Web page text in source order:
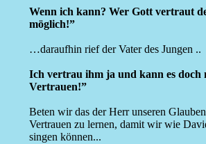
Wenn ich kann? Wer Gott vertraut
möglich!”
…daraufhin rief der Vater des Jungen ..
Ich vertrau ihm ja und kann es
Vertrauen!”
Beten wir das der Herr unseren
Vertrauen zu lernen, damit wir wie
singen können...